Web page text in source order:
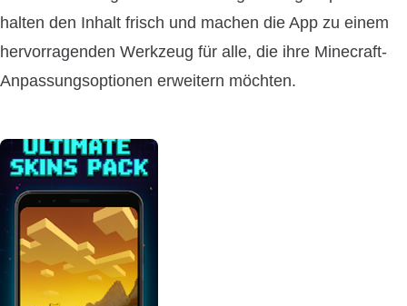
halten den Inhalt frisch und machen die App zu einem
hervorragenden Werkzeug für alle, die ihre Minecraft-
Anpassungsoptionen erweitern möchten.